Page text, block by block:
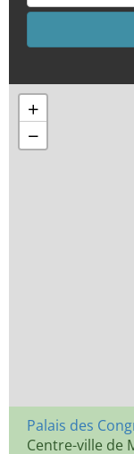
+
−
Palais des
Centre-ville de